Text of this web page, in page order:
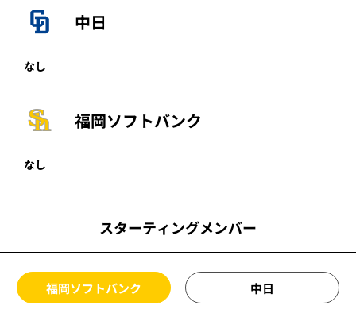
中日
なし
福岡ソフトバンク
なし
スターティングメンバー
福岡ソフトバンク 中日